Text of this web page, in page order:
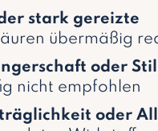
stark gereizte
übermäßig
oder
nicht empfohlen
oder